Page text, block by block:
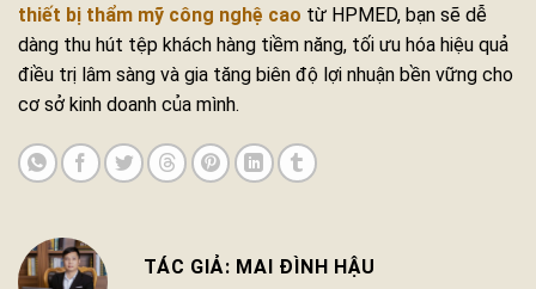
thiết bị thẩm mỹ công nghệ cao từ HPMED, bạn sẽ dễ
dàng thu hút tệp khách hàng tiềm năng, tối ưu hóa hiệu quả
điều trị lâm sàng và gia tăng biên độ lợi nhuận bền vững cho
cơ sở kinh doanh của mình.
MAI ĐÌNH HẬU